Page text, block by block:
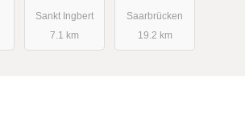
Sankt Ingbert
7.1 km
Sutter
Saarbrücken
19.2 km